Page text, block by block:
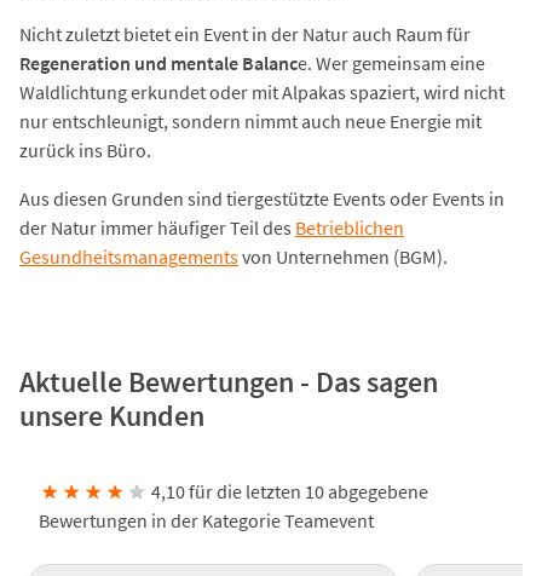
Nicht zuletzt bietet ein Event in der Natur auch Raum für
Regeneration und mentale Balance. Wer gemeinsam eine
Waldlichtung erkundet oder mit Alpakas spaziert, wird nicht
nur entschleunigt, sondern nimmt auch neue Energie mit
zurück ins Büro.
Aus diesen Grunden sind tiergestützte Events oder Events in
der Natur immer häufiger Teil des Betrieblichen
Gesundheitsmanagementsvon Unternehmen (BGM).
Aktuelle Bewertungen - Das sagen
unsere Kunden
★ ★ ★ ★ ★ 4,10 für die letzten 10 abgegebene
Bewertungen in der Kategorie Teamevent